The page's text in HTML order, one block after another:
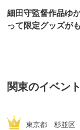
細田守監督作品ゆ
って限定グッズが
関東のイベン
東京都 杉並区